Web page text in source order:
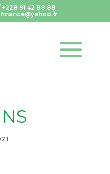
+228 91 42 88 88